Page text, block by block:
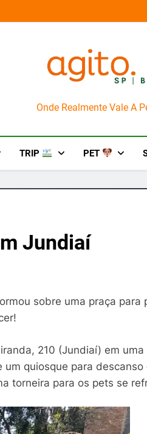
Onde Realmente Vale A
TRIP PET
Jundiaí
sobre uma praça para
210 (Jundiaí) em uma
quiosque para descanso
torneira para os pets se